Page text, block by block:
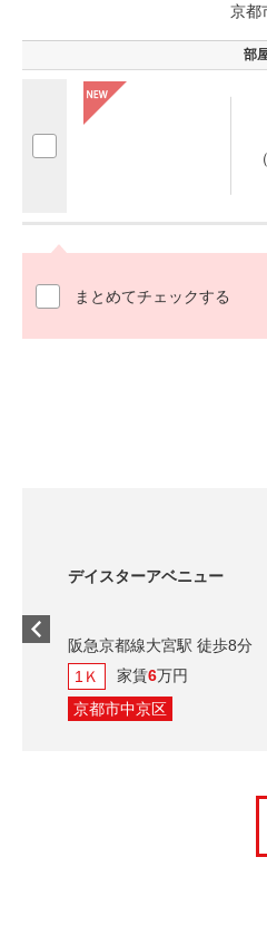
京都
部
まとめてチェックする
デイスターアベニュー
阪急京都線大宮駅 徒歩8分
1Ｋ
家賃6万円
京都市中京区